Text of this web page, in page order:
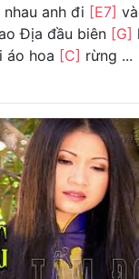
nhau anh đi [E7]
Địa đầu biên [G]
áo hoa [C] rừng ...